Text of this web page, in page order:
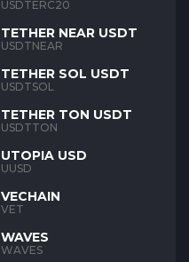
USDTERC20
TETHER NEAR USDT
USDTNEAR
TETHER SOL USDT
USDTSOL
TETHER TON USDT
USDTTON
UTOPIA USD
UUSD
VECHAIN
VET
WAVES
WAVES